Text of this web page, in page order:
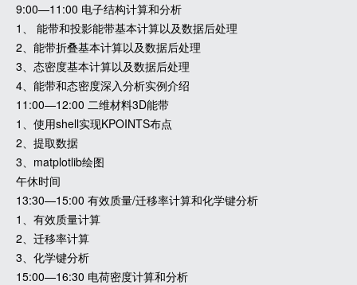
9:00—11:00 电子结构计算和分析
1、 能带和投影能带基本计算以及数据后处理
2、能带折叠基本计算以及数据后处理
3、态密度基本计算以及数据后处理
4、能带和态密度深入分析实例介绍
11:00—12:00 二维材料3D能带
1、使用shell实现KPOINTS布点
2、提取数据
3、matplotlib绘图
午休时间
13:30—15:00 有效质量/迁移率计算和化学键分析
1、有效质量计算
2、迁移率计算
3、化学键分析
15:00—16:30 电荷密度计算和分析